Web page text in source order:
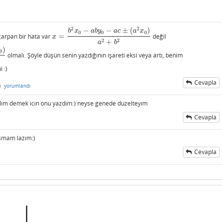
bir hata var x =
b2x0 − aby0 − ac ± (a2x0)
a2 + b2
x= b2 x0−aby0−ac±(a2x0)a2+b2 değil
0 )
olmalı. Şöyle düşün senin yazdığının işareti eksi veya artı, benim
:)
yorumlandı Cevapla
demek ıcın onu yazdım:) neyse genede duzelteyım
Cevapla
lazım:)
Cevapla